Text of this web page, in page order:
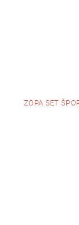
ZOPA SET